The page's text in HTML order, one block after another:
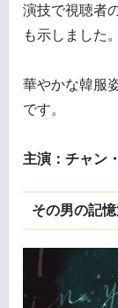
演技で視聴者
も示しました。
華やかな韓服
です。
主演：チャン
その男の記